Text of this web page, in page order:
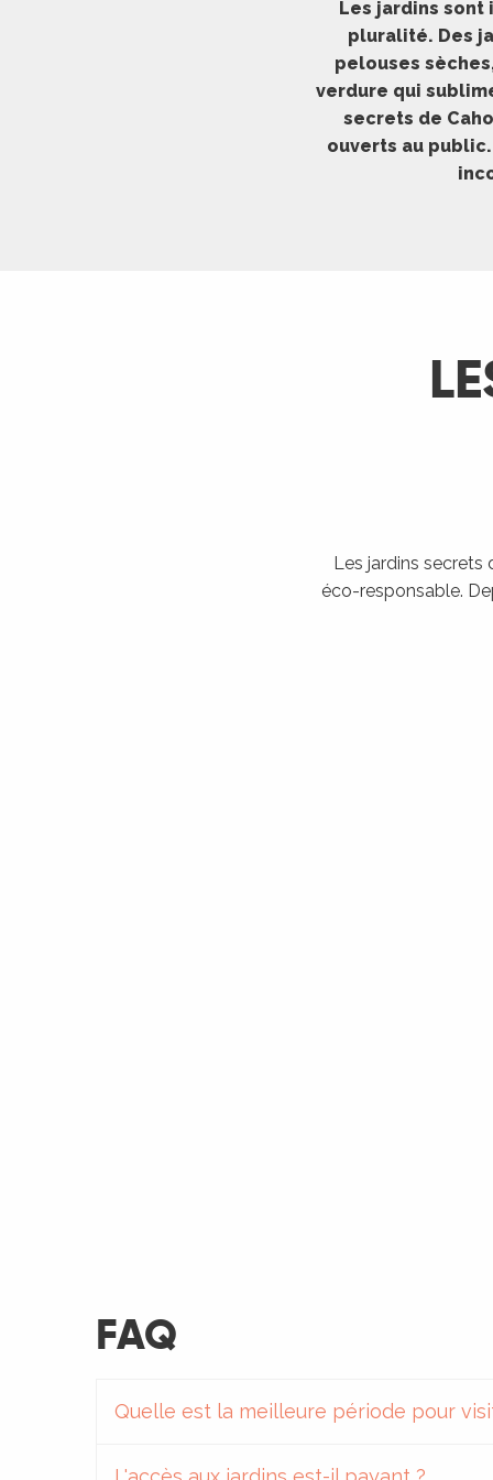
Les jardins sont
pluralité. Des
pelouses
verdure qui
secrets de
ouverts au
Les jardins secrets
éco-responsable.
FAQ
Quelle est la meilleure période pour